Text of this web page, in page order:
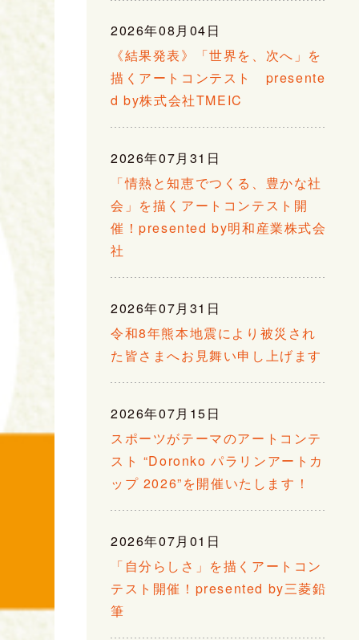
2026年08月04日
《結果発表》「世界を、次へ」を
描くアートコンテスト presente
d by株式会社TMEIC
2026年07月31日
「情熱と知恵でつくる、豊かな社
会」を描くアートコンテスト開
催！presented by明和産業株式会
社
2026年07月31日
令和8年熊本地震により被災され
た皆さまへお見舞い申し上げます
2026年07月15日
スポーツがテーマのアートコンテ
スト “Doronko パラリンアートカ
ップ 2026”を開催いたします！
2026年07月01日
「自分らしさ」を描くアートコン
テスト開催！presented by三菱鉛
筆